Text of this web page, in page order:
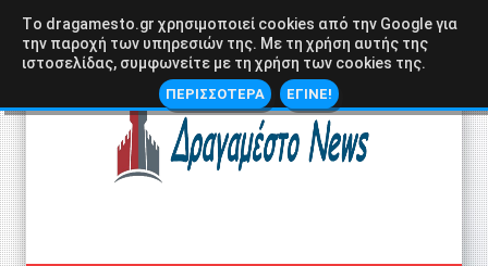
Tο dragamesto.gr χρησιμοποιεί cookies από την Google για
την παροχή των υπηρεσιών της. Με τη χρήση αυτής της
ιστοσελίδας, συμφωνείτε με τη χρήση των cookies της.
ΠΕΡΙΣΣΟΤΕΡΑ ΕΓΙΝΕ!